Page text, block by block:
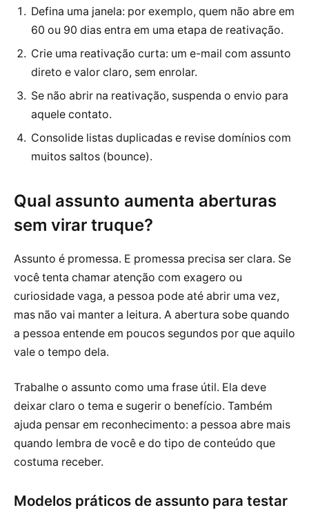
Defina uma janela: por exemplo, quem não abre em
60 ou 90 dias entra em uma etapa de reativação.
Crie uma reativação curta: um e-mail com assunto
direto e valor claro, sem enrolar.
Se não abrir na reativação, suspenda o envio para
aquele contato.
Consolide listas duplicadas e revise domínios com
muitos saltos (bounce).
Qual assunto aumenta aberturas
sem virar truque?
Assunto é promessa. E promessa precisa ser clara. Se
você tenta chamar atenção com exagero ou
curiosidade vaga, a pessoa pode até abrir uma vez,
mas não vai manter a leitura. A abertura sobe quando
a pessoa entende em poucos segundos por que aquilo
vale o tempo dela.
Trabalhe o assunto como uma frase útil. Ela deve
deixar claro o tema e sugerir o benefício. Também
ajuda pensar em reconhecimento: a pessoa abre mais
quando lembra de você e do tipo de conteúdo que
costuma receber.
Modelos práticos de assunto para testar